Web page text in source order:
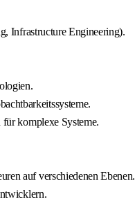
Infrastructure Engineering).
komplexe Systeme.
auf verschiedenen Ebenen.